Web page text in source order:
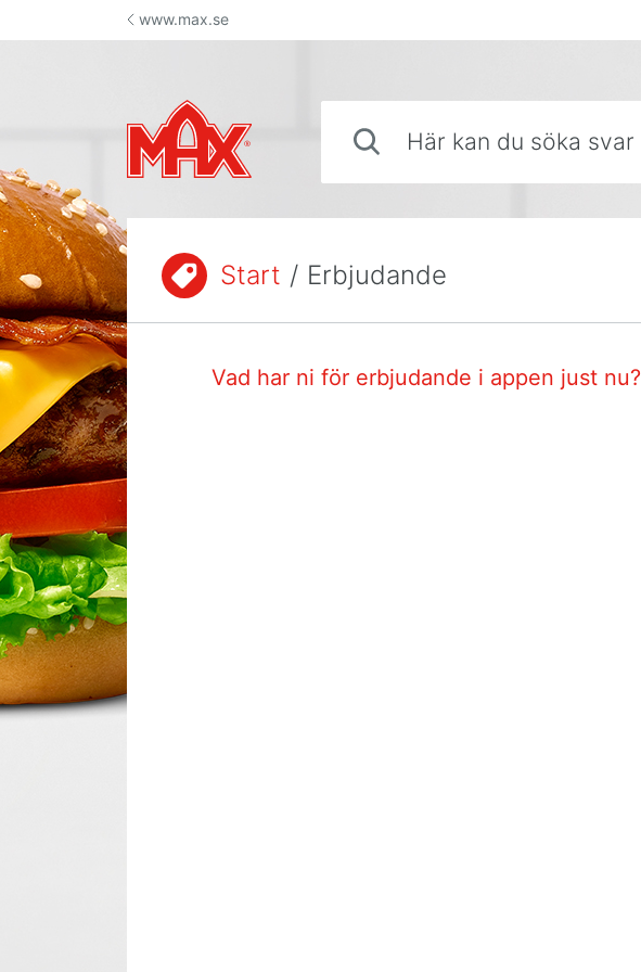
Hoppa till innehållwww.max.se
Du är här:Start / Erbjudande
Vad har ni för erbjudande i appen just nu?